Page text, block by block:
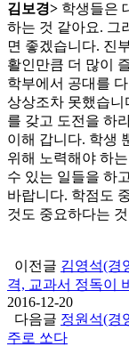
김보경> 학생들은
하는 것 같아요. 그
면 좋겠습니다. 진
활인만큼 더 많이
학부에서 공대를
상상조차 못했습
를 갖고 도전을 하
이해 갑니다. 학생
위해 노력해야 하
수 있는 일들을 하
바랍니다. 학점도
것도 중요하다는
이전글 김영석(경
격, 교과서 정독이
2016-12-20
다음글 정원석(경
주로 쏘다